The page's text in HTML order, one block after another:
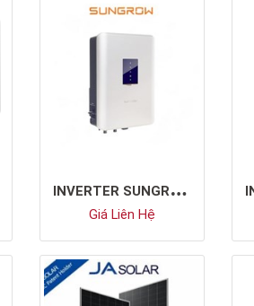
I
NVERTER SUNGROW SG10KTL-M
Giá Liên Hệ